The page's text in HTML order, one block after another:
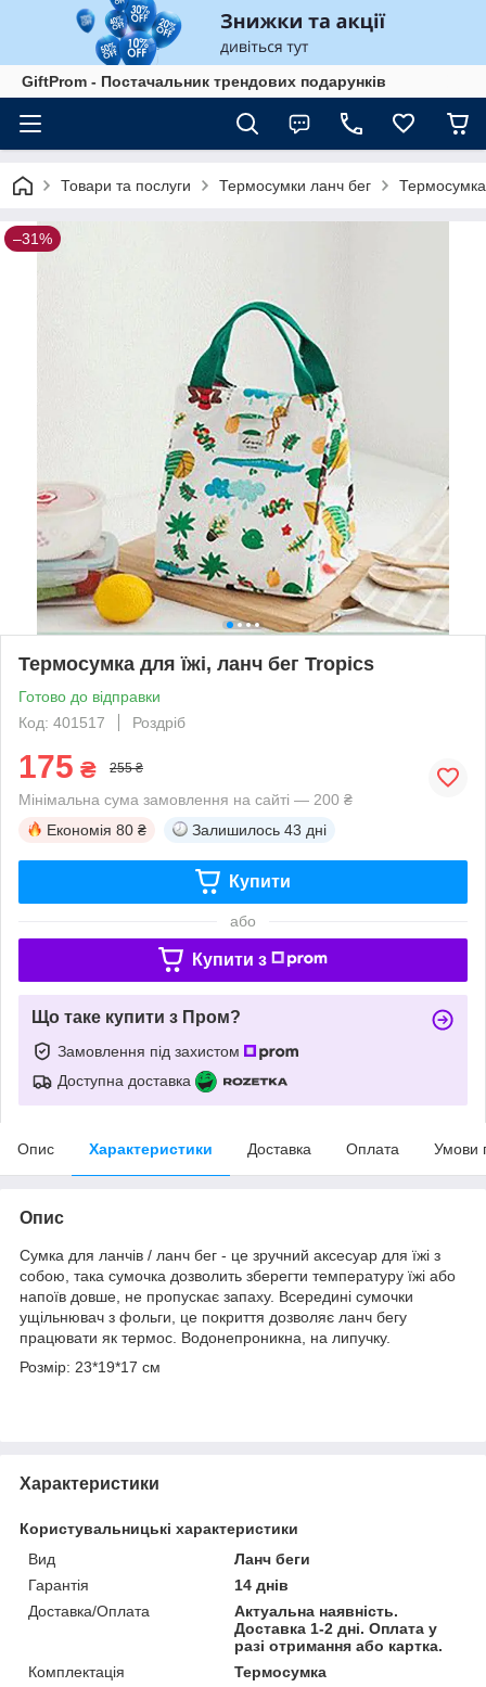
GiftProm - Постачальник трендових подарунків
Товари та послуги Термосумки ланч бег Термосумка
–31%
Термосумка для їжі, ланч бег Tropics
Готово до відправки
Код: 401517
Роздріб
175 ₴ 255 ₴
Мінімальна сума замовлення на сайті — 200 ₴
Економія 80 ₴ Залишилось 43 дні
Купити
або
Купити з
Що таке купити з Пром?
Замовлення під захистом
Доступна доставка
Опис Характеристики Доставка Оплата Умови
Опис
Сумка для ланчів / ланч бег - це зручний аксесуар для їжі з
собою, така сумочка дозволить зберегти температуру їжі або
напоїв довше, не пропускає запаху. Всередині сумочки
ущільнювач з фольги, це покриття дозволяє ланч бегу
працювати як термос. Водонепроникна, на липучку.
Розмір: 23*19*17 см
Характеристики
Користувальницькі характеристики
Вид
Ланч беги
Гарантія
14 днів
Доставка/Оплата
Актуальна наявність.
Доставка 1-2 дні. Оплата у
разі отримання або картка.
Комплектація
Термосумка